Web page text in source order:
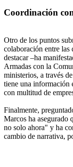
Coordinación
Otro de los puntos
colaboración entre
destacar –ha
Armadas con la
ministerios, a través
tiene una información
con multitud de
Finalmente,
Marcos ha asegurado
no solo ahora" y ha
cambio de narrativa,